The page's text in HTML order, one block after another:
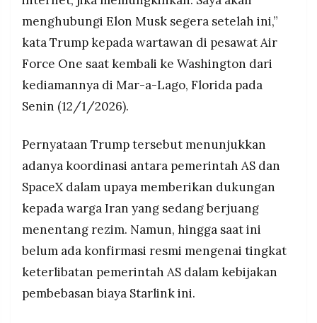
menghubungi Elon Musk segera setelah ini,”
kata Trump kepada wartawan di pesawat Air
Force One saat kembali ke Washington dari
kediamannya di Mar-a-Lago, Florida pada
Senin (12/1/2026).
Pernyataan Trump tersebut menunjukkan
adanya koordinasi antara pemerintah AS dan
SpaceX dalam upaya memberikan dukungan
kepada warga Iran yang sedang berjuang
menentang rezim. Namun, hingga saat ini
belum ada konfirmasi resmi mengenai tingkat
keterlibatan pemerintah AS dalam kebijakan
pembebasan biaya Starlink ini.